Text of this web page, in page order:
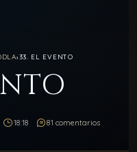
›33. EL EVENTO
18:18 81 comentarios